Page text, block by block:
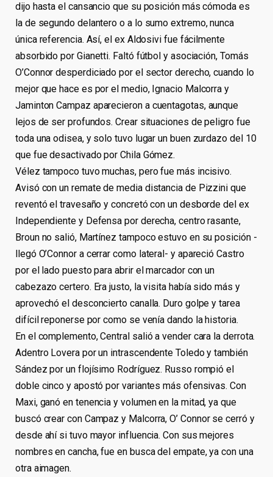
dijo hasta el cansancio que su posición más cómoda es
la de segundo delantero o a lo sumo extremo, nunca
única referencia. Así, el ex Aldosivi fue fácilmente
absorbido por Gianetti. Faltó fútbol y asociación, Tomás
O’Connor desperdiciado por el sector derecho, cuando lo
mejor que hace es por el medio, Ignacio Malcorra y
Jaminton Campaz aparecieron a cuentagotas, aunque
lejos de ser profundos. Crear situaciones de peligro fue
toda una odisea, y solo tuvo lugar un buen zurdazo del 10
que fue desactivado por Chila Gómez.
Vélez tampoco tuvo muchas, pero fue más incisivo.
Avisó con un remate de media distancia de Pizzini que
reventó el travesaño y concretó con un desborde del ex
Independiente y Defensa por derecha, centro rasante,
Broun no salió, Martínez tampoco estuvo en su posición -
llegó O’Connor a cerrar como lateral- y apareció Castro
por el lado puesto para abrir el marcador con un
cabezazo certero. Era justo, la visita había sido más y
aprovechó el desconcierto canalla. Duro golpe y tarea
difícil reponerse por como se venía dando la historia.
En el complemento, Central salió a vender cara la derrota.
Adentro Lovera por un intrascendente Toledo y también
Sández por un flojísimo Rodríguez. Russo rompió el
doble cinco y apostó por variantes más ofensivas. Con
Maxi, ganó en tenencia y volumen en la mitad, ya que
buscó crear con Campaz y Malcorra, O’ Connor se cerró y
desde ahí si tuvo mayor influencia. Con sus mejores
nombres en cancha, fue en busca del empate, ya con una
otra aimagen.